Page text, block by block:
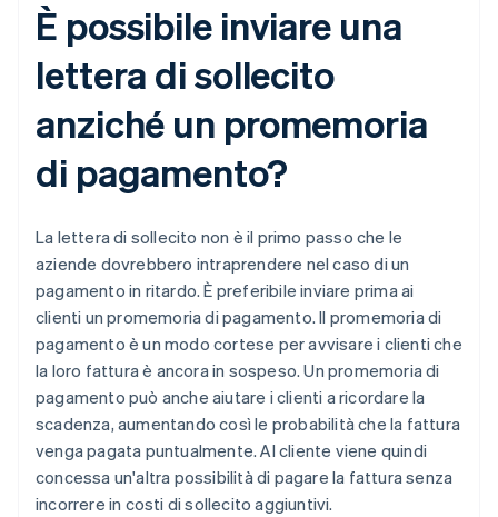
È possibile inviare una
lettera di sollecito
anziché un promemoria
di pagamento?
La lettera di sollecito non è il primo passo che le
aziende dovrebbero intraprendere nel caso di un
pagamento in ritardo. È preferibile inviare prima ai
clienti un promemoria di pagamento. Il promemoria di
pagamento è un modo cortese per avvisare i clienti che
la loro fattura è ancora in sospeso. Un promemoria di
pagamento può anche aiutare i clienti a ricordare la
scadenza, aumentando così le probabilità che la fattura
venga pagata puntualmente. Al cliente viene quindi
concessa un'altra possibilità di pagare la fattura senza
incorrere in costi di sollecito aggiuntivi.